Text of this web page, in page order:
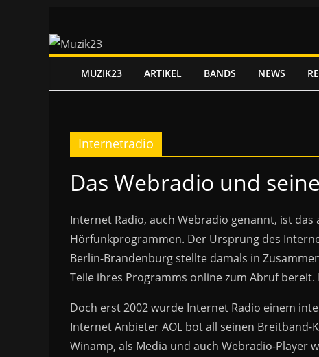
Inhalt
springen
MUZIK23 ARTIKEL BANDS NEWS
Internetradio
Das Webradio und
Internet Radio, auch Webradio genannt, ist
Hörfunkprogrammen. Der Ursprung des
Berlin-Brandenburg stellte damals in
Teile ihres Programms online zum Abruf
Doch erst 2002 wurde Internet Radio einem
Internet Anbieter AOL bot all seinen
Winamp, als Media und auch Webradio-Player